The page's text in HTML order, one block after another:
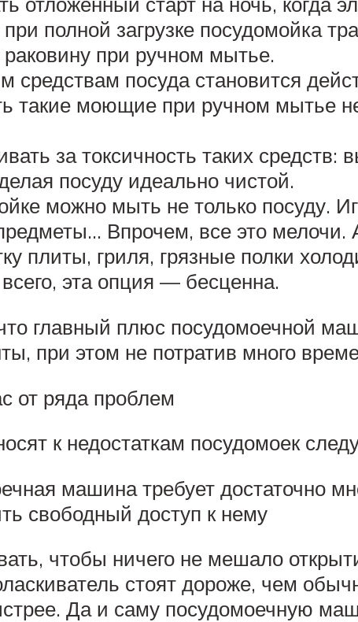
полной загрузке посудомойка
при ручном мытье.
посуда становится
такие моющие при ручном мытье
за токсичность таких средств:
посуду идеально чистой.
можно мыть не только посуду.
Впрочем, все это мелочи.
плиты, гриля, грязные полки
эта опция — бесценна.
главный плюс посудомоечной
при этом не потратив много
от ряда проблем
к недостаткам посудомоек
машина требует достаточно
свободный доступ к нему
чтобы ничего не мешало
стоят дороже, чем
Да и саму посудомоечную